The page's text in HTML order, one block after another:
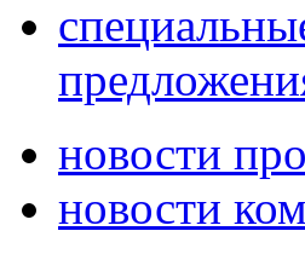
новости
новости